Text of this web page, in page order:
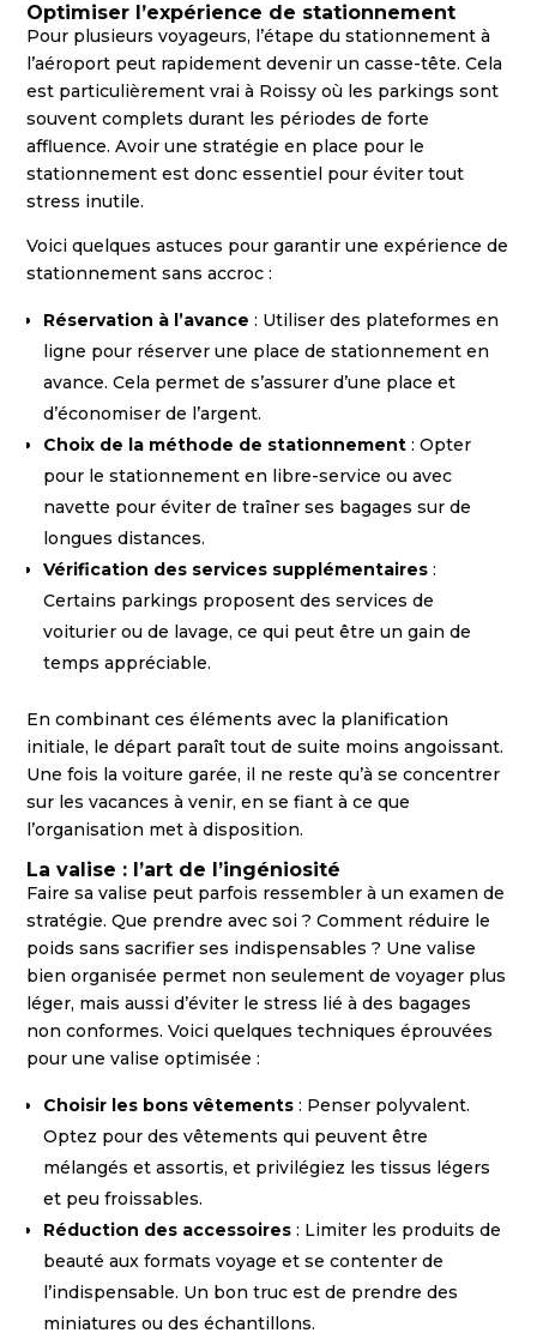
Optimiser l’expérience de stationnement
Pour plusieurs voyageurs, l’étape du stationnement à
l’aéroport peut rapidement devenir un casse-tête. Cela
est particulièrement vrai à Roissy où les parkings sont
souvent complets durant les périodes de forte
affluence. Avoir une stratégie en place pour le
stationnement est donc essentiel pour éviter tout
stress inutile.
Voici quelques astuces pour garantir une expérience de
stationnement sans accroc :
Réservation à l’avance : Utiliser des plateformes en
ligne pour réserver une place de stationnement en
avance. Cela permet de s’assurer d’une place et
d’économiser de l’argent.
Choix de la méthode de stationnement : Opter
pour le stationnement en libre-service ou avec
navette pour éviter de traîner ses bagages sur de
longues distances.
Vérification des services supplémentaires :
Certains parkings proposent des services de
voiturier ou de lavage, ce qui peut être un gain de
temps appréciable.
En combinant ces éléments avec la planification
initiale, le départ paraît tout de suite moins angoissant.
Une fois la voiture garée, il ne reste qu’à se concentrer
sur les vacances à venir, en se fiant à ce que
l’organisation met à disposition.
La valise : l’art de l’ingéniosité
Faire sa valise peut parfois ressembler à un examen de
stratégie. Que prendre avec soi ? Comment réduire le
poids sans sacrifier ses indispensables ? Une valise
bien organisée permet non seulement de voyager plus
léger, mais aussi d’éviter le stress lié à des bagages
non conformes. Voici quelques techniques éprouvées
pour une valise optimisée :
Choisir les bons vêtements : Penser polyvalent.
Optez pour des vêtements qui peuvent être
mélangés et assortis, et privilégiez les tissus légers
et peu froissables.
Réduction des accessoires : Limiter les produits de
beauté aux formats voyage et se contenter de
l’indispensable. Un bon truc est de prendre des
miniatures ou des échantillons.